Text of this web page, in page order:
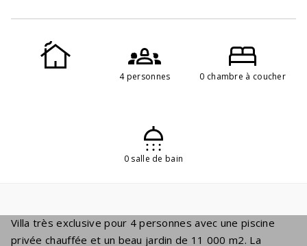
4 personnes 0 chambre à coucher
0 salle de bain
Villa très exclusive pour 4 personnes avec une piscine
privée chauffée et un beau jardin de 11 000 m2. La